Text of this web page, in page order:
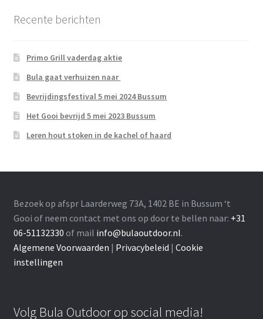
Recente berichten
Primo Grill vaderdag aktie
Bula gaat verhuizen naar
Bevrijdingsfestival 5 mei 2024 Bussum
Het Gooi bevrijd 5 mei 2023 Bussum
Leren hout stoken in de kachel of haard
Bezoek op afspr Laarderweg 73A, 1402 BE in Bussum ‘t
Gooi of neem contact met ons op door te bellen naar: +31
06-51132330 of mail info@bulaoutdoor.nl.
Algemene Voorwaarden | Privacybeleid | Cookie
instellingen
Volg Bula Outdoor op social media!